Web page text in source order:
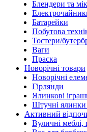
Блендери та
Батарейки
Побутова
Тостери/
Ваги
Праска
Новорічні товари
Новорічні
Гірлянди
Ялинкові
Штучні ялинки
Активний
Вуличні меблі,